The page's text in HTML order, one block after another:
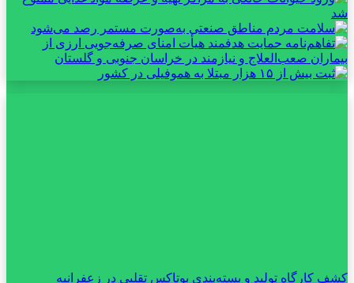
کشف کارگاه تولید و بسته‌بندی بوتاکس تقلبی در زعفرانیه